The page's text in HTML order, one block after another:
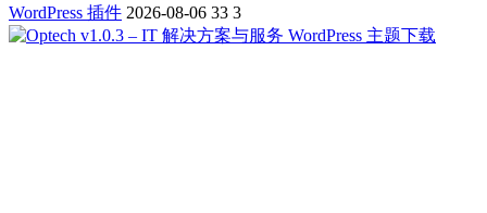
WordPress 插件 2026-08-06 33 3